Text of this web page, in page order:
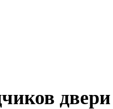
двери